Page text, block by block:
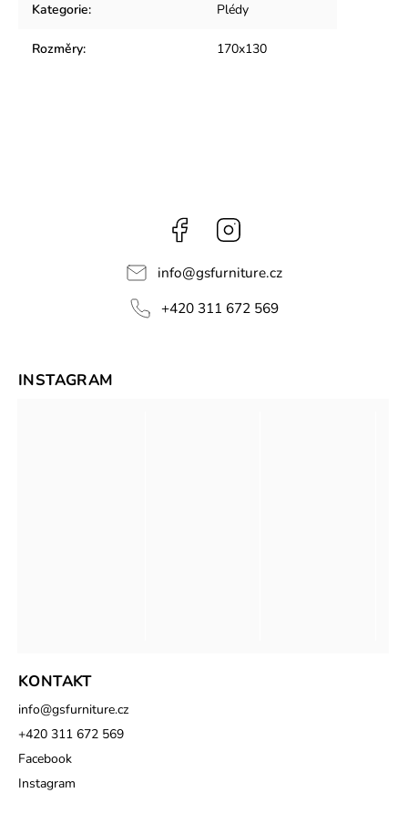
Kategorie: Plédy
Rozměry: 170x130
Facebook
info@gsfurniture.cz
+420 311 672 569
KONTAKT
info@gsfurniture.cz
+420 311 672 569
Facebook
Instagram
INSTAGRAM